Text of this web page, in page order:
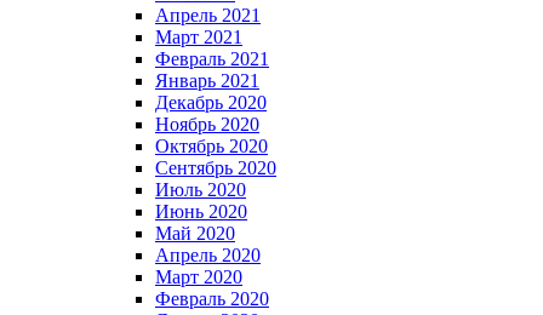
Апрель 2021
Март 2021
Февраль 2021
Январь 2021
Декабрь 2020
Ноябрь 2020
Октябрь 2020
Сентябрь 2020
Июль 2020
Июнь 2020
Май 2020
Апрель 2020
Март 2020
Февраль 2020